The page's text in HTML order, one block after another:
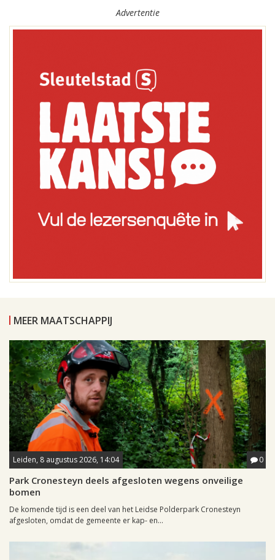
Advertentie
MEER MAATSCHAPPIJ
Leiden, 8 augustus 2026, 14:04 0
Park Cronesteyn deels afgesloten wegens onveilige
bomen
De komende tijd is een deel van het Leidse Polderpark Cronesteyn
afgesloten, omdat de gemeente er kap- en...